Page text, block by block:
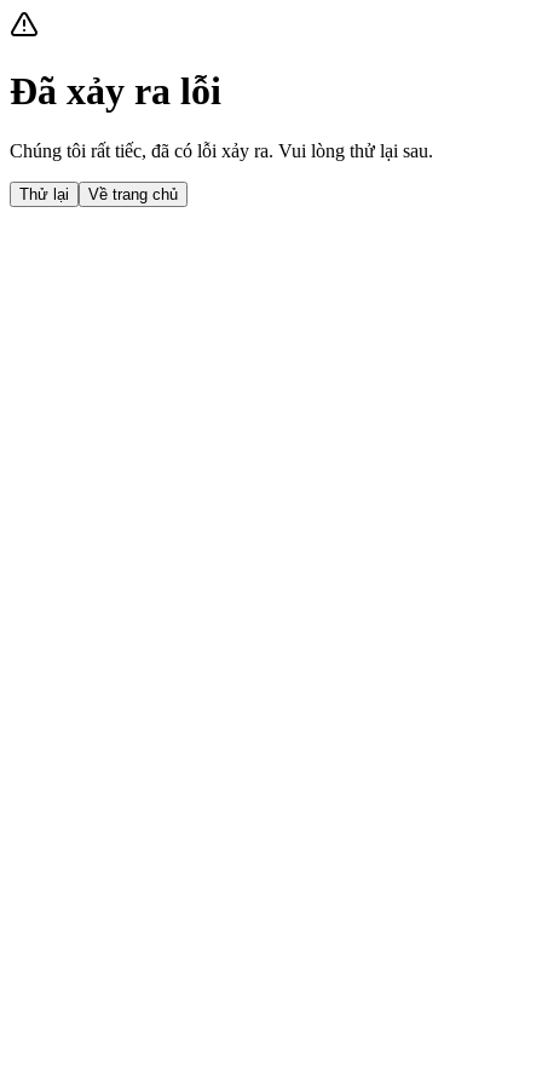
Đã xảy ra lỗi
Chúng tôi rất tiếc, đã có lỗi xảy ra. Vui lòng thử lại sau.
Thử lại Về trang chủ